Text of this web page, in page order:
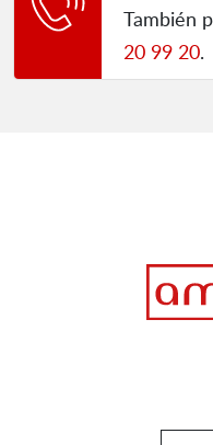
También
20 99 20.